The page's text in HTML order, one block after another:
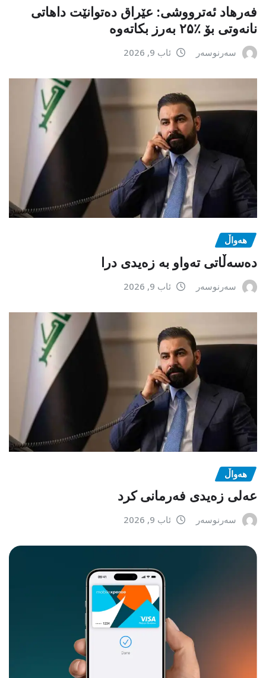
فەرهاد ئەترووشی: عێراق دەتوانێت داهاتی
نانەوتی بۆ ٪۲۵ بەرز بکاتەوە
سەرنوسەر ئاب 9, 2026
هەواڵ
دەسەڵاتی تەواو بە زەیدی درا
سەرنوسەر ئاب 9, 2026
هەواڵ
عەلی زەیدی فەرمانی کرد
سەرنوسەر ئاب 9, 2026